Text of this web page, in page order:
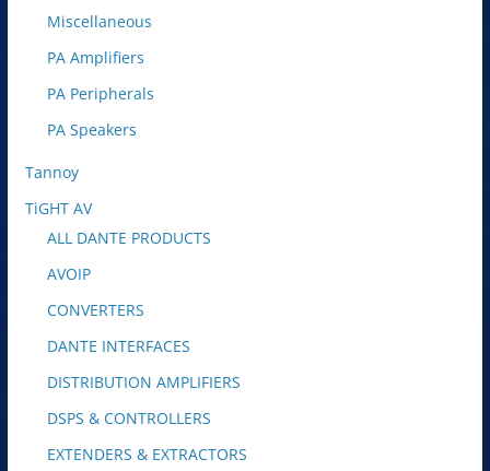
Miscellaneous
PA Amplifiers
PA Peripherals
PA Speakers
Tannoy
TiGHT AV
ALL DANTE PRODUCTS
AVOIP
CONVERTERS
DANTE INTERFACES
DISTRIBUTION AMPLIFIERS
DSPS & CONTROLLERS
EXTENDERS & EXTRACTORS